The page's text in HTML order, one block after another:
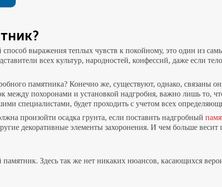
выражения теплых чувств к покойному, это один из
всех культур, народностей, конфессий, даже если
памятника? Конечно же, существуют, однако, связаны
похоронами и установкой надгробия, важно лишь то, что
специалистами, будет проходить с учетом всех
произойти осадка грунта, если поставить надгробный
декоративные элементы захоронения. И чем больше
Здесь так же нет никаких нюансов, касающихся